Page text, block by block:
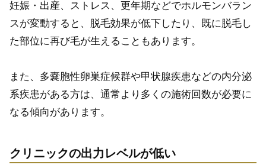
妊娠・出産、ストレス、更年期などでホルモンバラン
スが変動すると、脱毛効果が低下したり、既に脱毛し
た部位に再び毛が生えることもあります。
また、多嚢胞性卵巣症候群や甲状腺疾患などの内分泌
系疾患がある方は、通常より多くの施術回数が必要に
なる傾向があります。
クリニックの出力レベルが低い